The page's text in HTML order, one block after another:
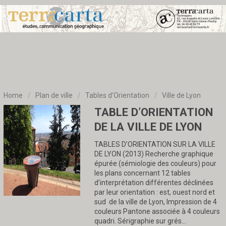
Home / Plan de ville / Tables d’Orientation / Ville de Lyon
TABLE D’ORIENTATION
DE LA VILLE DE LYON
TABLES D’ORIENTATION SUR LA VILLE
DE LYON (2013) Recherche graphique
épurée (sémiologie des couleurs) pour
les plans concernant 12 tables
d’interprétation différentes déclinées
par leur orientation : est, ouest nord et
sud de la ville de Lyon, Impression de 4
couleurs Pantone associée à 4 couleurs
quadri. Sérigraphie sur grés…